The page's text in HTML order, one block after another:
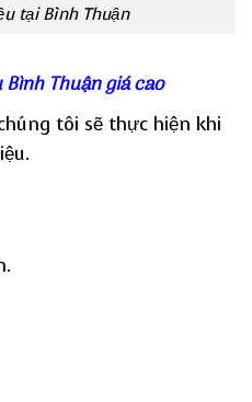
tại Bình Thuận
Thuận giá cao
tôi sẽ thực hiện khi